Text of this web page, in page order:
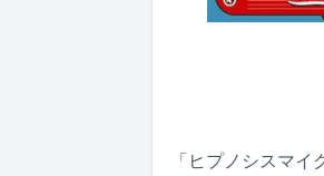
「ヒプノシスマ